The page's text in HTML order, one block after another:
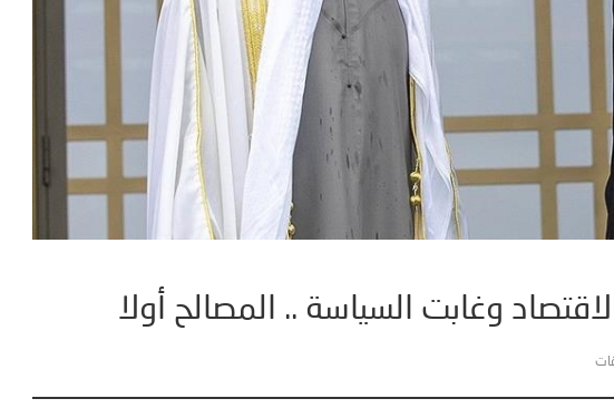
وغابت السياسة .. المصالح أولا